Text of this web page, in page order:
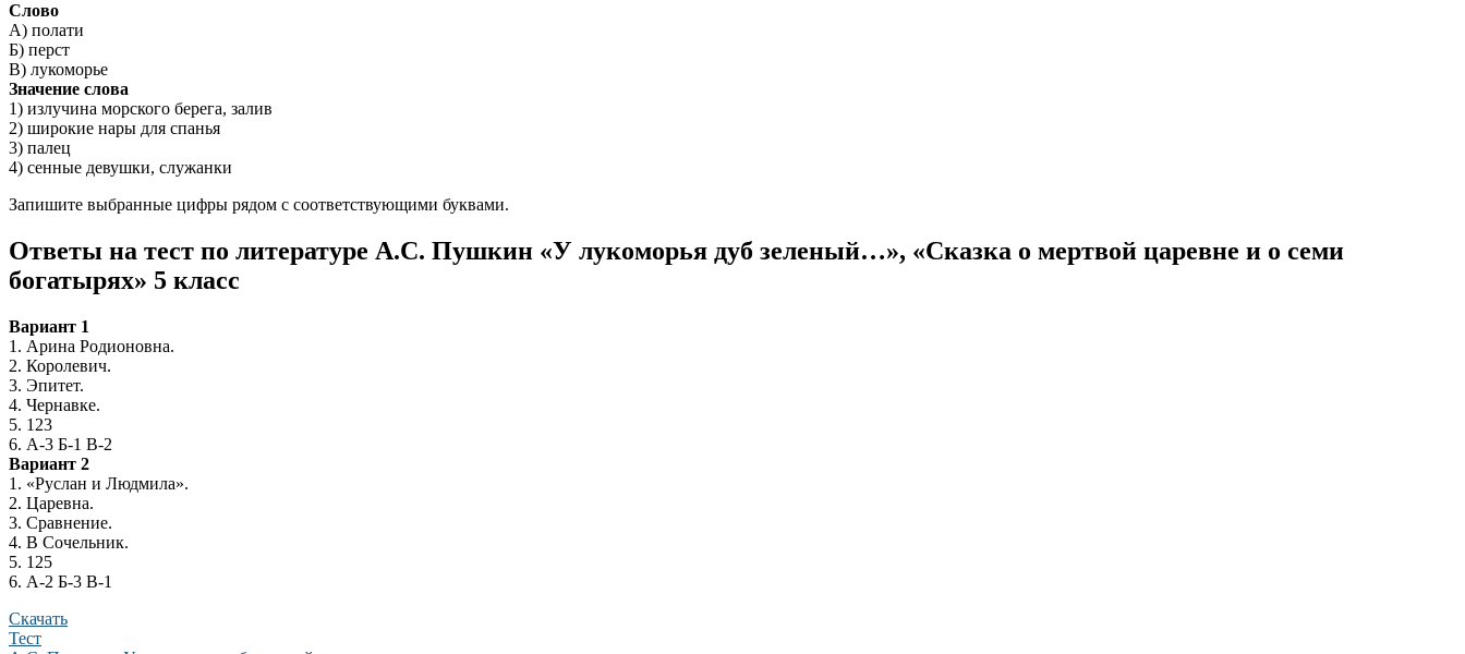
Слово
А) полати
Б) перст
В) лукоморье
Значение слова
1) излучина морского берега, залив
2) широкие нары для спанья
3) палец
4) сенные девушки, служанки
Запишите выбранные цифры рядом с соответствующими буквами.
Ответы на тест по литературе А.С. Пушкин «У лукоморья дуб зеленый…», «Сказка о мертвой царевне и о семи
богатырях» 5 класс
Вариант 1
1. Арина Родионовна.
2. Королевич.
3. Эпитет.
4. Чернавке.
5. 123
6. А-3 Б-1 В-2
Вариант 2
1. «Руслан и Людмила».
2. Царевна.
3. Сравнение.
4. В Сочельник.
5. 125
6. А-2 Б-3 В-1
Скачать
Тест